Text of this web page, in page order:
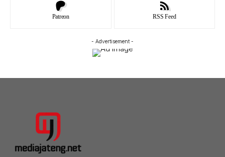
Patreon RSS Feed
- Advertisement -